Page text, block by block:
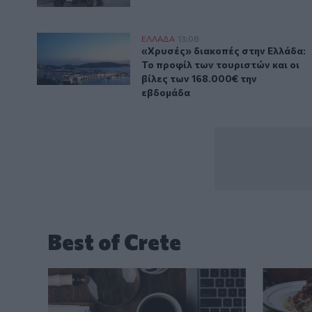
«Χρυσές» διακοπές στην Ελλάδα: Το προφίλ των
ΕΛΛAΔΑ 13:08
«Χρυσές» διακοπές στην
«Χρυσές» διακοπές στην Ελλάδα:
Το προφίλ των τουριστών και οι
βίλες των 168.000€ την
εβδομάδα
Best of Crete